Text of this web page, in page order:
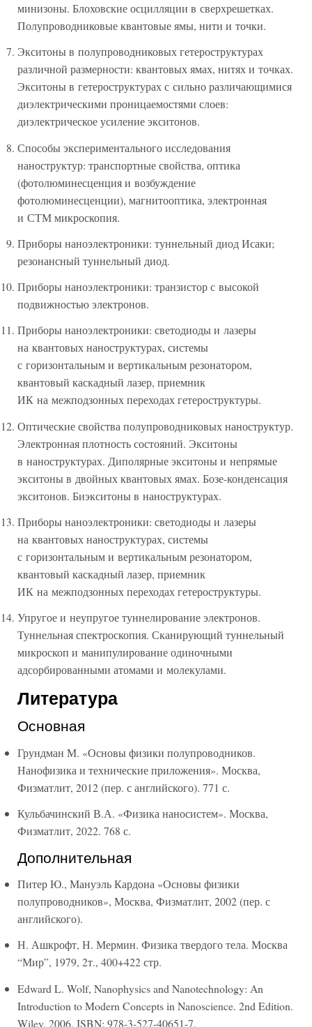
минизоны. Блоховские осцилляции в сверхрешетках.
Полупроводниковые квантовые ямы, нити и точки.
Экситоны в полупроводниковых гетероструктурах
различной размерности: квантовых ямах, нитях и точках.
Экситоны в гетероструктурах с сильно различающимися
диэлектрическими проницаемостями слоев:
диэлектрическое усиление экситонов.
Способы экспериментального исследования
наноструктур: транспортные свойства, оптика
(фотолюминесценция и возбуждение
фотолюминесценции), магнитооптика, электронная
и СТМ микроскопия.
Приборы наноэлектроники: туннельный диод Исаки;
резонансный туннельный диод.
Приборы наноэлектроники: транзистор с высокой
подвижностью электронов.
Приборы наноэлектроники: светодиоды и лазеры
на квантовых наноструктурах, системы
с горизонтальным и вертикальным резонатором,
квантовый каскадный лазер, приемник
ИК на межподзонных переходах гетероструктуры.
Оптические свойства полупроводниковых наноструктур.
Электронная плотность состояний. Экситоны
в наноструктурах. Диполярные экситоны и непрямые
экситоны в двойных квантовых ямах. Бозе-конденсация
экситонов. Биэкситоны в наноструктурах.
Приборы наноэлектроники: светодиоды и лазеры
на квантовых наноструктурах, системы
с горизонтальным и вертикальным резонатором,
квантовый каскадный лазер, приемник
ИК на межподзонных переходах гетероструктуры.
Упругое и неупругое туннелирование электронов.
Туннельная спектроскопия. Сканирующий туннельный
микроскоп и манипулирование одиночными
адсорбированными атомами и молекулами.
Литература
Основная
Грундман М. «Основы физики полупроводников.
Нанофизика и технические приложения». Москва,
Физматлит, 2012 (пер. с английского). 771 с.
Кульбачинский В.А. «Физика наносистем». Москва,
Физматлит, 2022. 768 с.
Дополнительная
Питер Ю., Мануэль Кардона «Основы физики
полупроводников», Москва, Физматлит, 2002 (пер. с
английского).
Н. Ашкрофт, Н. Мермин. Физика твердого тела. Москва
“Мир”, 1979, 2т., 400+422 стр.
Edward L. Wolf, Nanophysics and Nanotechnology: An
Introduction to Modern Concepts in Nanoscience. 2nd Edition.
Wiley, 2006. ISBN: 978-3-527-40651-7.